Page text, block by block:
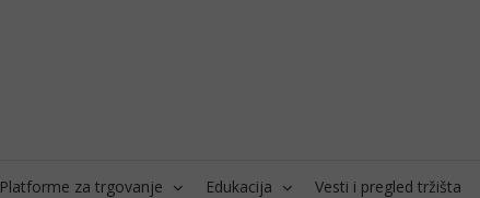
Platforme za trgovanje Edukacija Vesti i pregled tržišta